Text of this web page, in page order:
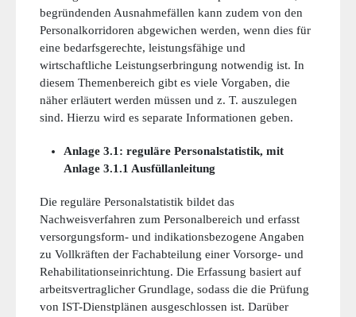
begründenden Ausnahmefällen kann zudem von den
Personalkorridoren abgewichen werden, wenn dies für
eine bedarfsgerechte, leistungsfähige und
wirtschaftliche Leistungserbringung notwendig ist. In
diesem Themenbereich gibt es viele Vorgaben, die
näher erläutert werden müssen und z. T. auszulegen
sind. Hierzu wird es separate Informationen geben.
Anlage 3.1: reguläre Personalstatistik, mit
Anlage 3.1.1 Ausfüllanleitung
Die reguläre Personalstatistik bildet das
Nachweisverfahren zum Personalbereich und erfasst
versorgungsform- und indikationsbezogene Angaben
zu Vollkräften der Fachabteilung einer Vorsorge- und
Rehabilitationseinrichtung. Die Erfassung basiert auf
arbeitsvertraglicher Grundlage, sodass die die Prüfung
von IST-Dienstplänen ausgeschlossen ist. Darüber